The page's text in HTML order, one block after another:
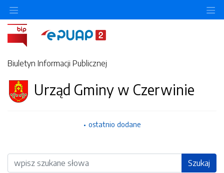
Biuletyn Informacji Publicznej
Urząd Gminy w Czerwinie
ostatnio dodane
Wyszukiwarka Szukaj